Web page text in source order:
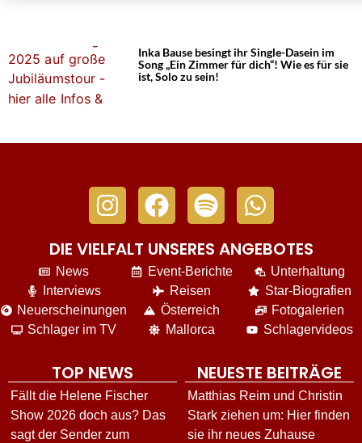
Inka Bause besingt ihr Single-Dasein im
Song „Ein Zimmer für dich“! Wie es für sie
ist, Solo zu sein!
DIE VIELFALT UNSERES ANGEBOTES
News
Interviews
Neuerscheinungen
Schlager im TV
Event-Berichte
Reisen
Österreich
Mallorca
Unterhaltung
Star-Biografien
Fotogalerien
Schlagervideos
TOP NEWS
Fällt die Helene Fischer
Show 2026 doch aus? Das
sagt der Sender zum
NEUESTE BEITRÄGE
Matthias Reim und Christin
Stark ziehen um: Hier finden
sie ihr neues Zuhause